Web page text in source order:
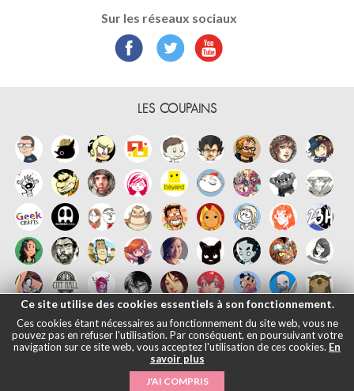
Sur les réseaux sociaux
LES COUPAINS
日本語|Mentions légales
2026
Ce site utilise des cookies essentiels à son fonctionnement.
Ces cookies étant nécessaires au fonctionnement du site web, vous ne
pouvez pas en refuser l'utilisation. Par conséquent, en poursuivant votre
navigation sur ce site web, vous acceptez l'utilisation de ces cookies. En
savoir plus
J'AI COMPRIS